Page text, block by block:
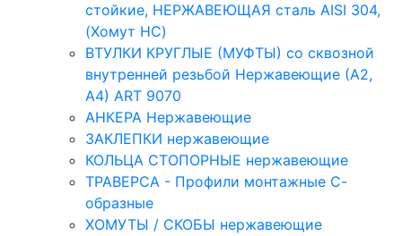
стойкие, НЕРЖАВЕЮЩАЯ сталь AISI 304,
(Хомут НС)
ВТУЛКИ КРУГЛЫЕ (МУФТЫ) со сквозной
внутренней резьбой Нержавеющие (А2,
А4) ART 9070
АНКЕРА Нержавеющие
ЗАКЛЕПКИ нержавеющие
КОЛЬЦА СТОПОРНЫЕ нержавеющие
ТРАВЕРСА - Профили монтажные С-
образные
ХОМУТЫ / СКОБЫ нержавеющие